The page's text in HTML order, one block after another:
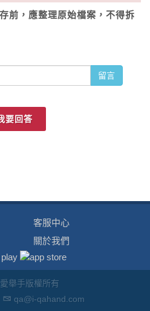
前，應整理原始檔案，不得拆
留言
要回答
客服中心
關於我們
舉手版權所有
qa@i-qahand.com